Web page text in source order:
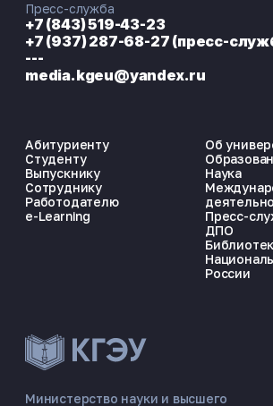
ЭНЕРГОКОД — ПОМОЩНИК
Министерство науки и высшего
Абитуриенту
Студенту
Выпускнику
Сотруднику
Работодателю
e-Learning
Об
Наука
Пресс-
ДПО
России
Пресс-служба
+7 (843) 519-43-23
+7 (937) 287-68-27 (пресс-
---
media.kgeu@yandex.ru